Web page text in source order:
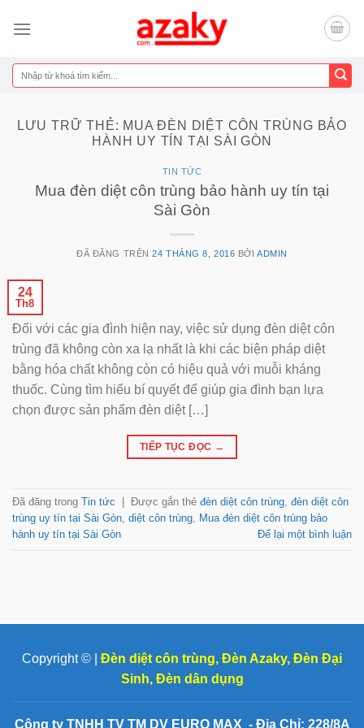
đến
dung
Tìm
kiếm:
LƯU TRỮ THẺ: MUA ĐÈN DIỆT CÔN TRÙNG BẢO
HÀNH UY TÍN TẠI SÀI GÒN
TIN TỨC
Mua đèn diệt côn trùng bảo hành uy tín tại
Sài Gòn
ĐÃ ĐĂNG TRÊN24 THÁNG 8, 2016 BỞIADMIN
24
Th8
Đối với các gia đình hiện nay, việc sử dụng đèn diệt côn
trùng đã không còn xa lạ nhất là khi các biện pháp diệt
bằng hóa chất không còn có hiệu quả với muỗi kháng
thuốc. Cùng tìm hiểu bí quyết để giúp gia đình bạn lựa
chọn được sản phẩm đèn diệt […]
TIẾP TỤC ĐỌC →
Đã đăng trong Tin tức Được gắn thẻ đèn diệt côn trùng đèn diệt côn
trùng uy tín tại Sài Gòn diệt côn trùng
Mua đèn diệt côn trùng bảo
hành uy tín tại Sài Gòn
Để lại một bình luận
Copyright © | Đèn diệt côn trùng, Đèn Azaky, Đèn Đại
Sinh, Đèn dân dụng
Công ty TNHH TV TM DV EURO MAX - Địa Chỉ: 228/8A